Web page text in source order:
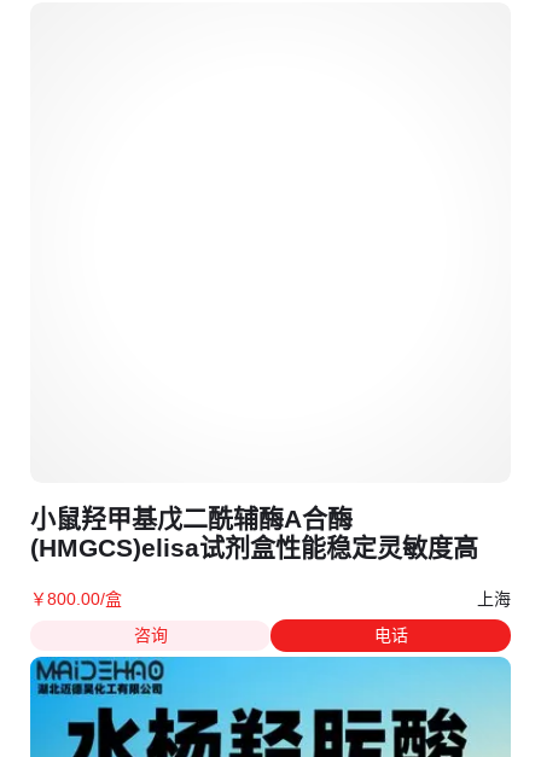
小鼠羟甲基戊二酰辅酶A合酶
(HMGCS)elisa试剂盒性能稳定灵敏度高
￥800.00/盒
上海
咨询
电话